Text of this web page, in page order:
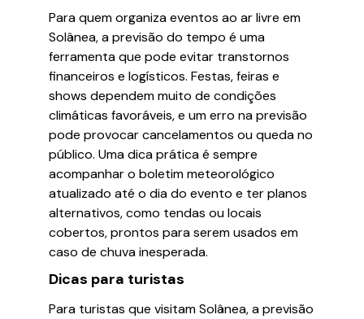
Para quem organiza eventos ao ar livre em
Solânea, a previsão do tempo é uma
ferramenta que pode evitar transtornos
financeiros e logísticos. Festas, feiras e
shows dependem muito de condições
climáticas favoráveis, e um erro na previsão
pode provocar cancelamentos ou queda no
público. Uma dica prática é sempre
acompanhar o boletim meteorológico
atualizado até o dia do evento e ter planos
alternativos, como tendas ou locais
cobertos, prontos para serem usados em
caso de chuva inesperada.
Dicas para turistas
Para turistas que visitam Solânea, a previsão